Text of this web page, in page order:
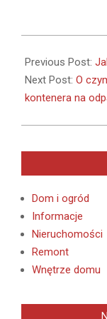
04-
27
Previous Post:
Next Post: O
kontenera na
Dom i ogród
Informacje
Nieruchomości
Remont
Wnętrze domu